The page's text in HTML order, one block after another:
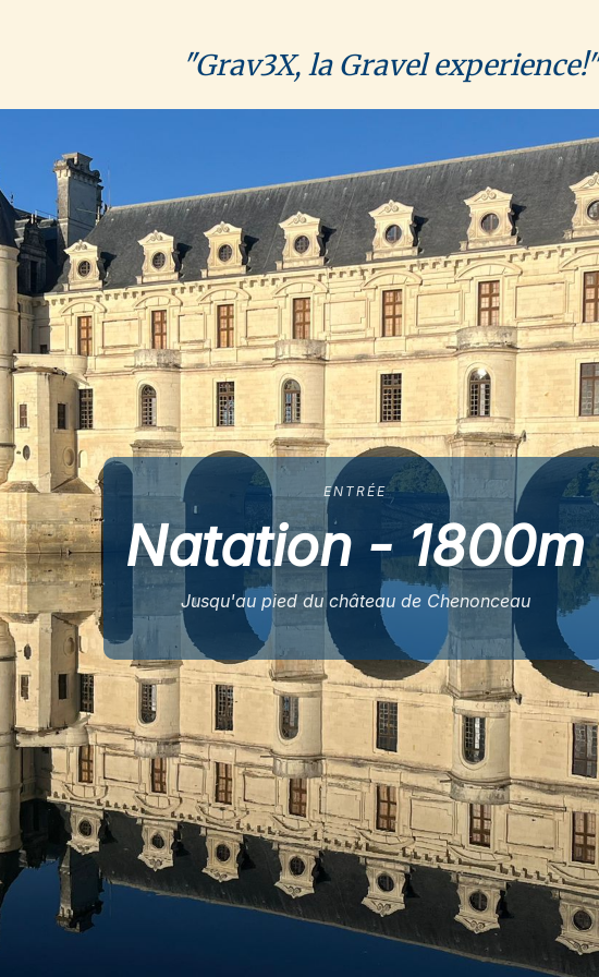
"Grav3X, la Gravel experience!"
ENTRÉE
Natation - 1800m
Jusqu'au pied du château de Chenonceau